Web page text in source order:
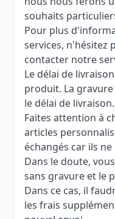
souhaits
Pour plus
services, n'hésitez
contacter notre
Le délai de
produit. La
le délai de livraison.
Faites attention à
articles
échangés car ils
Dans le doute,
sans gravure et le
Dans ce cas, il
les frais